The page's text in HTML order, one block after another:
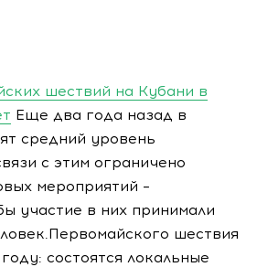
шествий на Кубани в
Еще два года назад в
средний уровень
с этим ограничено
мероприятий –
участие в них принимали
шествия
состоятся локальные